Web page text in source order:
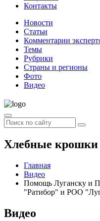
Контакты
Новости
Статьи
Комментарии
Темы
Рубрики
Страны и регионы
Фото
Видео
Хлебные крошки
Главная
Видео
Помощь Луганску и
"Ратибор" и РОО
Видео